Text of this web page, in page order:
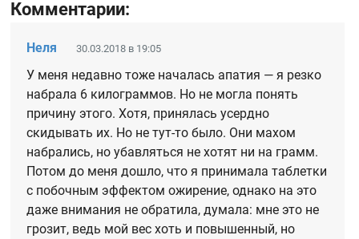
Комментарии:
Неля 30.03.2018 в 19:05
У меня недавно тоже началась апатия — я резко
набрала 6 килограммов. Но не могла понять
причину этого. Хотя, принялась усердно
скидывать их. Но не тут-то было. Они махом
набрались, но убавляться не хотят ни на грамм.
Потом до меня дошло, что я принимала таблетки
с побочным эффектом ожирение, однако на это
даже внимания не обратила, думала: мне это не
грозит, ведь мой вес хоть и повышенный, но